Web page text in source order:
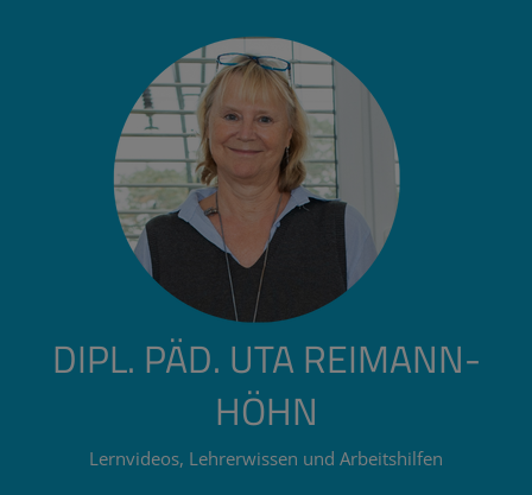
DIPL. PÄD. UTA REIMANN-
HÖHN
Lernvideos, Lehrerwissen und Arbeitshilfen